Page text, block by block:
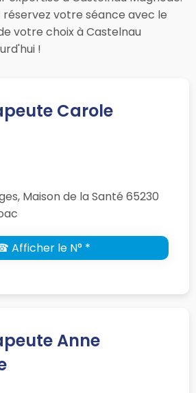
votre séance avec le
votre choix à Castelnau
!
Carole
Maison de la Santé 65230
Afficher le N° *
Anne